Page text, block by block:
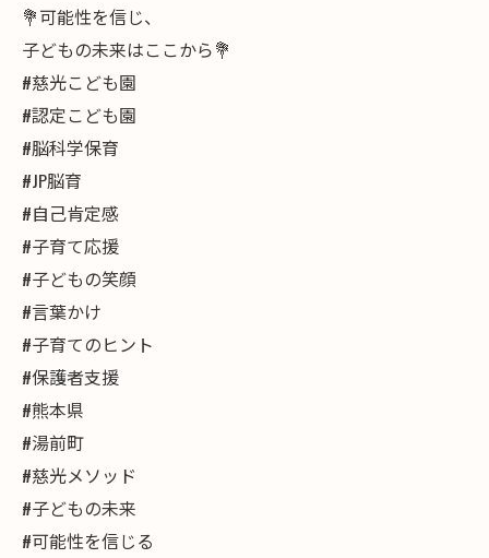
💐可能性を信じ、
子どもの未来はここから💐
#慈光こども園
#認定こども園
#脳科学保育
#JP脳育
#自己肯定感
#子育て応援
#子どもの笑顔
#言葉かけ
#子育てのヒント
#保護者支援
#熊本県
#湯前町
#慈光メソッド
#子どもの未来
#可能性を信じる